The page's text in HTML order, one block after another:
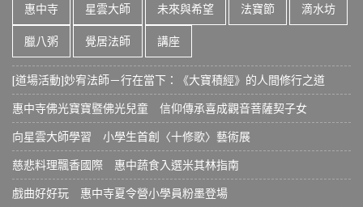
惠中寺 星雲大師 未來與希望 法寶節 滴水坊
臘八粥 覺居法師 講座
[道場活動]妙宥法師－行在當下：《大寶積經》的人間修行之道
惠中寺佛光寶寶暨佛光兒童 信仰傳承喜成觀音菩薩契子女
向星雲大師學習 小學生首創〈十修歌〉藝術展
慈悲料理飄香國際 惠中蔬食入選米其林指南
戲曲好好玩 惠中寺夏令營小學員粉墨登場